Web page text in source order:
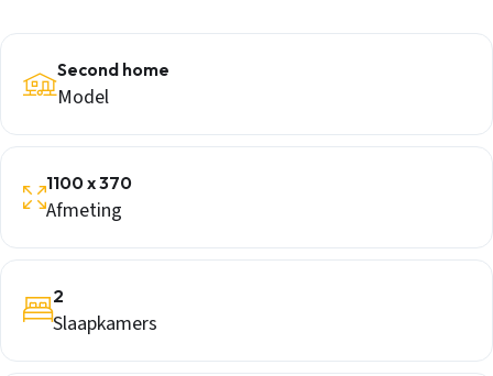
Second home
Model
1100 x 370
Afmeting
2
Slaapkamers